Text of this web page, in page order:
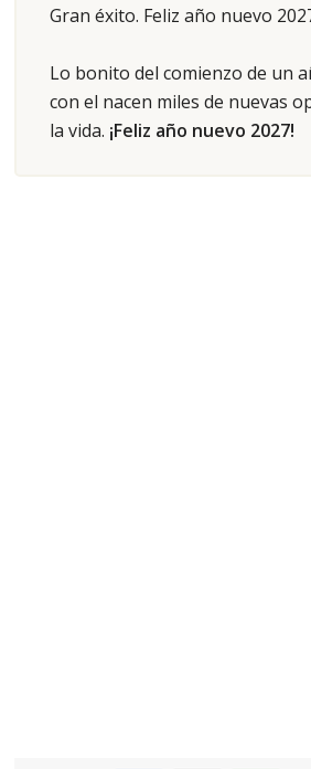
Gran éxito. Feliz año nuevo
Lo bonito del comienzo de un
con el nacen miles de nuevas
la vida. ¡Feliz año nuevo 2027!